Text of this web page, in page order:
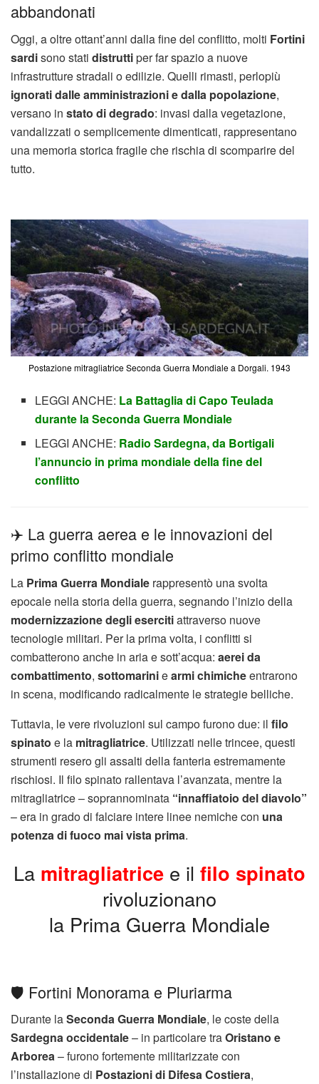
abbandonati
Oggi, a oltre ottant’anni dalla fine del conflitto, molti Fortini
sardisono stati distruttiper far spazio a nuove
infrastrutture stradali o edilizie. Quelli rimasti, perlopiù
ignorati dalle amministrazioni e dalla popolazione,
versano in stato di degrado: invasi dalla vegetazione,
vandalizzati o semplicemente dimenticati, rappresentano
una memoria storica fragile che rischia di scomparire del
tutto.
Postazione mitragliatrice Seconda Guerra Mondiale a Dorgali. 1943
LEGGI ANCHE: La Battaglia di Capo Teulada
durante la Seconda Guerra Mondiale
LEGGI ANCHE: Radio Sardegna, da Bortigali
l’annuncio in prima mondiale della fine del
conflitto
✈️ La guerra aerea e le innovazioni del
primo conflitto mondiale
La Prima Guerra Mondiale rappresentò una svolta
epocale nella storia della guerra, segnando l’inizio della
modernizzazione degli esercitiattraverso nuove
tecnologie militari. Per la prima volta, i conflitti si
combatterono anche in aria e sott’acqua: aerei da
combattimento, sottomariniearmi chimicheentrarono
in scena, modificando radicalmente le strategie belliche.
Tuttavia, le vere rivoluzioni sul campo furono due: il filo
spinato e la mitragliatrice. Utilizzati nelle trincee, questi
strumenti resero gli assalti della fanteria estremamente
rischiosi. Il filo spinato rallentava l’avanzata, mentre la
mitragliatrice – soprannominata “innaffiatoio del diavolo”
– era in grado di falciare intere linee nemiche con una
potenza di fuoco mai vista prima.
La mitragliatrice e il filo spinato
rivoluzionano
la Prima Guerra Mondiale
🛡️ Fortini Monorama e Pluriarma
Durante laSeconda Guerra Mondiale, le coste della
Sardegna occidentale– in particolare traOristano e
Arborea– furono fortemente militarizzate con
l’installazione di Postazioni di Difesa Costiera,